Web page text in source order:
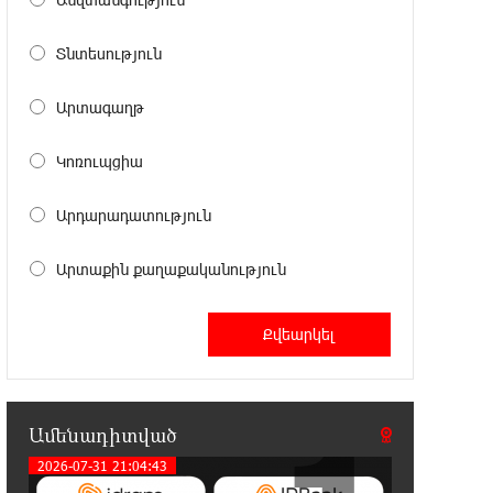
21:23:57 6-08-2026
փոփոխություն կլինի
21:10:46 6-08-2026
Ամենայն Հայոց Կաթողիկոսի
ՆԳՆ-ն՝ աղբակույտի տակ մնացած
«Համահայկական ճակատ»
շարժումը զորակցություն է
20:26:38 6-08-2026
Տնտեսություն
Արտագաղթ
Կոռուպցիա
Արդարադատություն
Արտաքին քաղաքականություն
Ամենադիտված
2026-07-31 21:04:43